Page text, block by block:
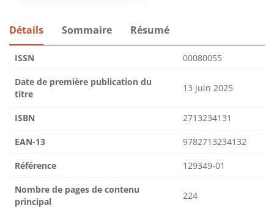
Détails Sommaire Résumé
ISSN 00080055
Date de première publication du
titre
13 juin 2025
ISBN 2713234131
EAN-13 9782713234132
Référence 129349-01
Nombre de pages de contenu
principal
224